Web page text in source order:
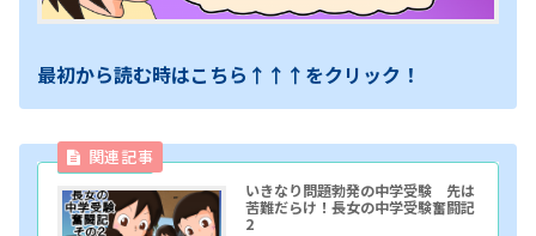
最初から読む時はこちら↑↑↑をクリック！
いきなり問題勃発の中学受験 先は
苦難だらけ！長女の中学受験奮闘記
2